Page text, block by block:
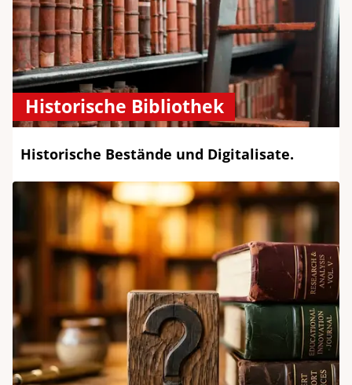
Historische Bibliothek
Historische Bestände und Digitalisate.